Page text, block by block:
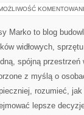
Marko to blog
widłowych,
spójną przestrzeń
z myślą o
rozumieć,
lepsze